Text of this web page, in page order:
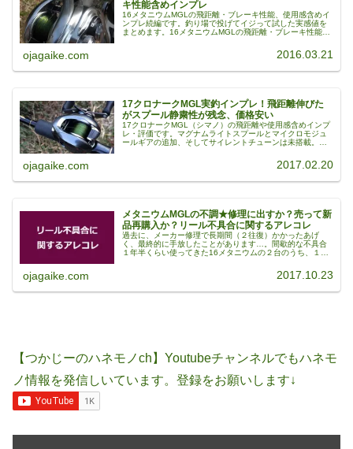
キ性能含めインプレ
16メタニウムMGLの飛距離・ブレーキ性能、使用感含めイ
ンプレ続編です。釣り場で投げてイジって試した実感値を
まとめます。16メタニウムMGLの飛距離・ブレーキ性能16
ojagaike.com 2016.03.21
17クロナークMGL実釣インプレ！飛距離伸びた
がスプール静粛性が残念、価格安い
17クロナークMGL（シマノ）の飛距離や使用感含めインプ
レ・評価です。マグナムライトスプールとマイクロモジュ
ールギアの追加、そしてサイレントチューンは未搭載。そ
ojagaike.com 2017.02.20
メタニウムMGLの不調★修理に出すか？売って新
品再購入か？リール不具合に関するアレコレ
過去に、メーカー修理で長期間（２往復）かかったあげ
く、最終的に手放したことがあります…。間歇的な不具合
１年半くらい使ってきた16メタニウムの２台のうち、１台
ojagaike.com 2017.10.23
【つかじーのハネモノch】Youtubeチャンネルでもハネモ
ノ情報を発信しいています。登録をお願いします↓